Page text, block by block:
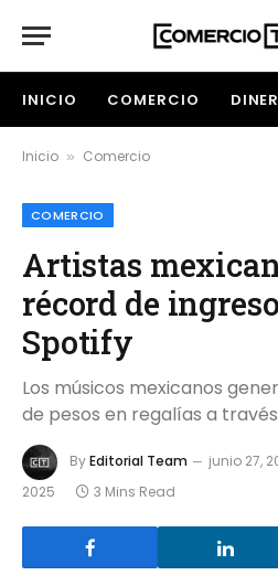
INICIO COMERCIO
Inicio » Comercio
COMERCIO
Artistas
récord de
Spotify
Los músicos mexicanos
de pesos en regalías a
ByEditorial Team junio 27,
2025
3 Mins Read